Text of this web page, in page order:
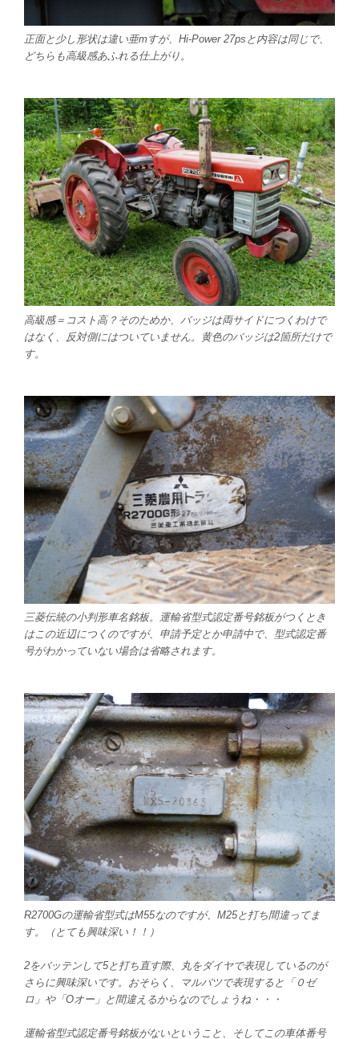
正面と少し形状は違い亜mすが、Hi-Power 27psと内容は同じで、
どちらも高級感あふれる仕上がり。
高級感＝コスト高？そのためか、バッジは両サイドにつくわけで
はなく、反対側にはついていません。黄色のバッジは2箇所だけで
す。
三菱伝統の小判形車名銘板。運輸省型式認定番号銘板がつくとき
はこの近辺につくのですが、申請予定とか申請中で、型式認定番
号がわかっていない場合は省略されます。
R2700Gの運輸省型式はM55なのですが、M25と打ち間違ってま
す。（とても興味深い！！）
2をバッテンして5と打ち直す際、丸をダイヤで表現しているのが
さらに興味深いです。おそらく、マルバツで表現すると「０ゼ
ロ」や「Oオー」と間違えるからなのでしょうね・・・
運輸省型式認定番号銘板がないということ、そしてこの車体番号